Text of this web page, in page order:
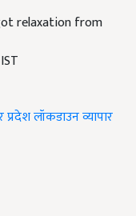
relaxation from
प्रदेशलॉकडाउनव्यापार